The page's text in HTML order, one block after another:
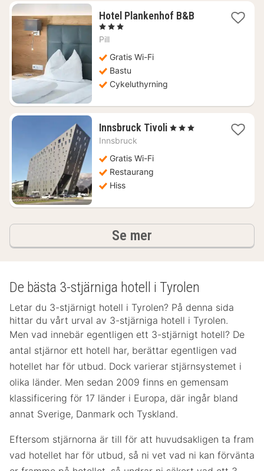
Hotel Plankenhof B&B1
, 3 Stjärnor
Pill
Gratis Wi-Fi
Bastu
Cykeluthyrning
Innsbruck Tivoli1
, 3 Stjärnor
Innsbruck
Gratis Wi-Fi
Restaurang
Hiss
Se mer
De bästa 3-stjärniga hotell i Tyrolen
Letar du 3-stjärnigt hotell i Tyrolen? På denna sida
hittar du vårt urval av 3-stjärniga hotell i Tyrolen.
Men vad innebär egentligen ett 3-stjärnigt hotell? De
antal stjärnor ett hotell har, berättar egentligen vad
hotellet har för utbud. Dock varierar stjärnsystemet i
olika länder. Men sedan 2009 finns en gemensam
klassificering för 17 länder i Europa, där ingår bland
annat Sverige, Danmark och Tyskland.
Eftersom stjärnorna är till för att huvudsakligen ta fram
vad hotellet har för utbud, så ni vet vad ni kan förvänta